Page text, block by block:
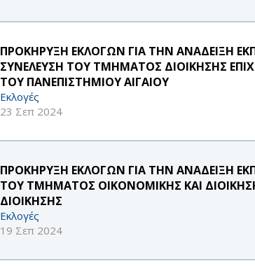
ΠΡΟΚΗΡΥΞΗ ΕΚΛΟΓΩΝ ΓΙΑ ΤΗΝ ΑΝΑΔΕΙΞΗ
ΣΥΝΕΛΕΥΣΗ ΤΟΥ ΤΜΗΜΑΤΟΣ ΔΙΟΙΚΗΣΗΣ
ΤΟΥ ΠΑΝΕΠΙΣΤΗΜΙΟΥ ΑΙΓΑΙΟΥ
Εκλογές
23 Σεπ 2024
ΠΡΟΚΗΡΥΞΗ ΕΚΛΟΓΩΝ ΓΙΑ ΤΗΝ ΑΝΑΔΕΙΞΗ
ΤΟΥ ΤΜΗΜΑΤΟΣ ΟΙΚΟΝΟΜΙΚΗΣ ΚΑΙ
ΔΙΟΙΚΗΣΗΣ
Εκλογές
19 Σεπ 2024